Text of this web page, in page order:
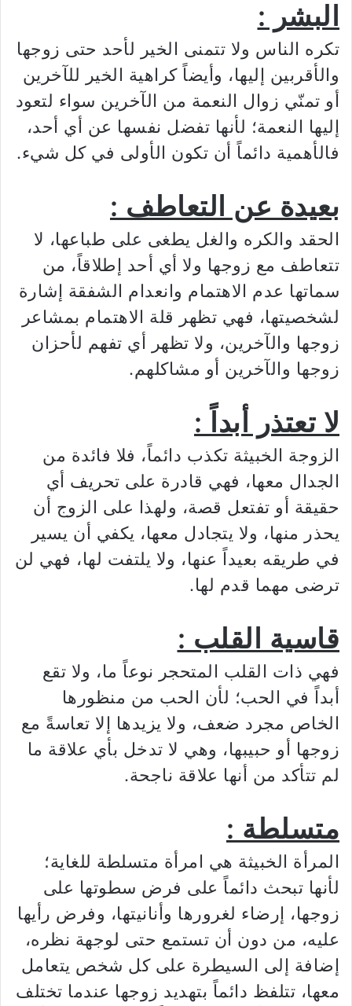
البشر :
تكره الناس ولا تتمنى الخير لأحد حتى زوجها
والأقربين إليها، وأيضاً كراهية الخير للآخرين
أو تمنّي زوال النعمة من الآخرين سواء لتعود
إليها النعمة؛ لأنها تفضل نفسها عن أي أحد،
فالأهمية دائماً أن تكون الأولى في كل شيء.
بعيدة عن التعاطف :
الحقد والكره والغل يطغى على طباعها، لا
تتعاطف مع زوجها ولا أي أحد إطلاقاً، من
سماتها عدم الاهتمام وانعدام الشفقة إشارة
لشخصيتها، فهي تظهر قلة الاهتمام بمشاعر
زوجها والآخرين، ولا تظهر أي تفهم لأحزان
زوجها والآخرين أو مشاكلهم.
لا تعتذر أبداً :
الزوجة الخبيثة تكذب دائماً، فلا فائدة من
الجدال معها، فهي قادرة على تحريف أي
حقيقة أو تفتعل قصة، ولهذا على الزوج أن
يحذر منها، ولا يتجادل معها، يكفي أن يسير
في طريقه بعيداً عنها، ولا يلتفت لها، فهي لن
ترضى مهما قدم لها.
قاسية القلب :
فهي ذات القلب المتحجر نوعاً ما، ولا تقع
أبداً في الحب؛ لأن الحب من منظورها
الخاص مجرد ضعف، ولا يزيدها إلا تعاسةً مع
زوجها أو حبيبها، وهي لا تدخل بأي علاقة ما
لم تتأكد من أنها علاقة ناجحة.
متسلطة :
المرأة الخبيثة هي امرأة متسلطة للغاية؛
لأنها تبحث دائماً على فرض سطوتها على
زوجها، إرضاء لغرورها وأنانيتها، وفرض رأيها
عليه، من دون أن تستمع حتى لوجهة نظره،
إضافة إلى السيطرة على كل شخص يتعامل
معها، تتلفظ دائماً بتهديد زوجها عندما تختلف